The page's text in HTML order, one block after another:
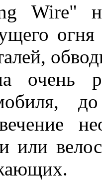
Wire"
очень
или